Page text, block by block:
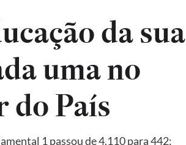
da sua
uma no
Ideb, principal indicador do País
1 passou de 4.110 para 442;